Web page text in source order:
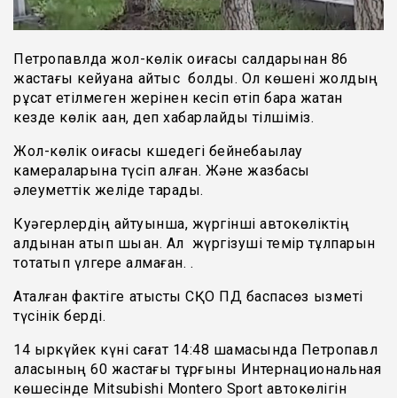
Петропавлда жол-көлік оқиғасы салдарынан 86
жастағы кейуана қайтыс болды. Ол көшені жолдың
рұқсат етілмеген жерінен кесіп өтіп бара жатқан
кезде көлік қаққан, деп хабарлайды тілшіміз.
Жол-көлік оқиғасы кқшедегі бейнебақылау
камераларына түсіп қалған. Және жазбасы
әлеуметтік желіде тарады.
Куәгерлердің айтуынша, жүргінші автокөліктің
алдынан атып шыққан. Ал жүргізуші темір тұлпарын
тоқтатып үлгере алмаған. .
Аталған фактіге қатысты СҚО ПД баспасөз қызметі
түсінік берді.
14 қыркүйек күні сағат 14:48 шамасында Петропавл
қаласының 60 жастағы тұрғыны Интернациональная
көшесінде Mitsubishi Montero Sport автокөлігін